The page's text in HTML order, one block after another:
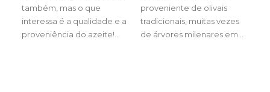
também, mas o que
interessa é a qualidade e a
proveniência do azeite!…
proveniente de olivais
tradicionais, muitas vezes
de árvores milenares em…